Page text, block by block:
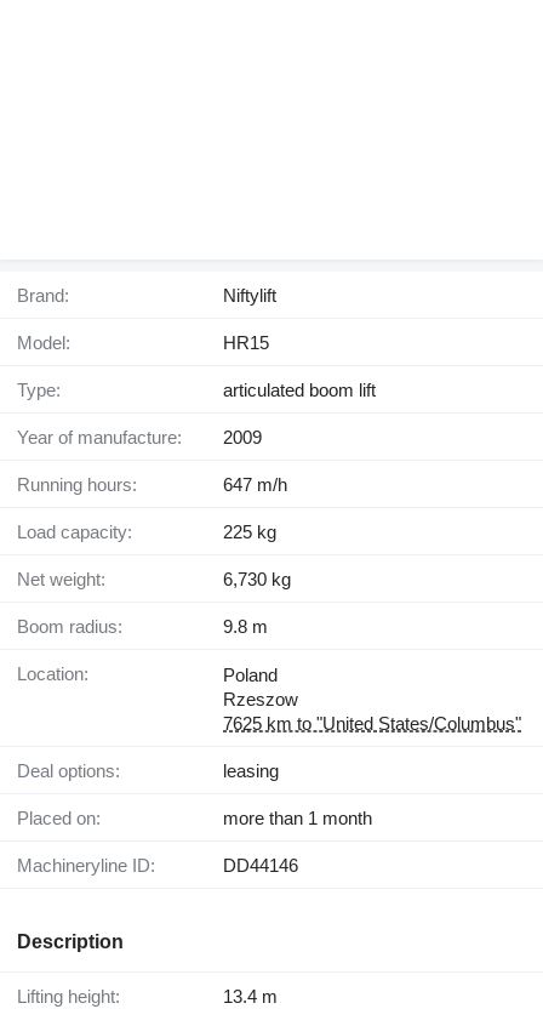
Brand: Niftylift
Model: HR15
Type: articulated boom lift
Year of manufacture: 2009
Running hours: 647 m/h
Load capacity: 225 kg
Net weight: 6,730 kg
Boom radius: 9.8 m
Location:
Poland
Rzeszow
7625 km to "United States/Columbus"
Deal options: leasing
Placed on: more than 1 month
Machineryline ID: DD44146
Description
Lifting height: 13.4 m